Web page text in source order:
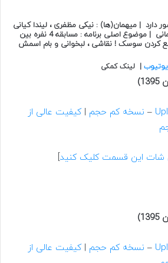
دارد | میهمان(ها) : نیکی مظفری ، لیندا کیانی
، سحر زکریا ، کمند امیر سلیمانی | موضوع اصلی برنامه : مسابقه 4 نفره بین
در 4 آیتم جمع کردن سوسک ! نقاشی ، لبخوانی و بام اسمش
| لینک کمکی
– نسخه کم حجم |کیفیت عالی از
این قسمت کلیک کنید]
– نسخه کم حجم |کیفیت عالی از